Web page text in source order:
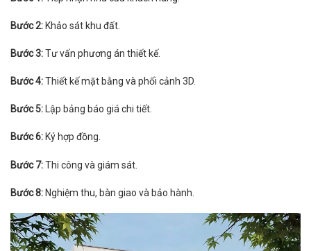
Bước 2: Khảo sát khu đất.
Bước 3:Tư vấn phương án thiết kế.
Bước 4:Thiết kế mặt bằng và phối cảnh 3D.
Bước 5: Lập bảng báo giá chi tiết.
Bước 6: Ký hợp đồng.
Bước 7:Thi công và giám sát.
Bước 8: Nghiệm thu, bàn giao và bảo hành.